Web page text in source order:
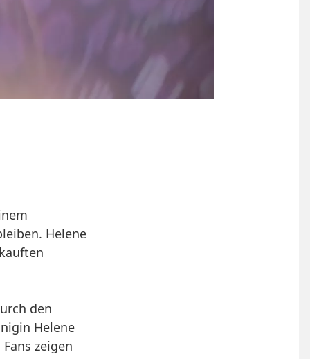
Helene
den
Helene
zeigen